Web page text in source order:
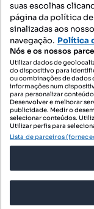
© 2026
suas escolhas
página da política
sinalizadas aos
navegação. Política
Nós e os nossos
Utilizar dados de
do dispositivo para
ou combinações de dados
informações num
para personalizar
Desenvolver e melhorar
publicidade. Medir o
selecionar conteúdos.
Utilizar perfis para
Lista de parceiros